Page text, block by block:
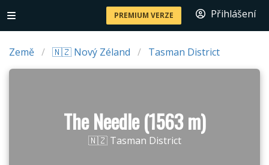
PREMIUM VERZE Přihlášení
Země 🇳🇿 Nový Zéland Tasman District
The Needle (1563 m)
🇳🇿 Tasman District